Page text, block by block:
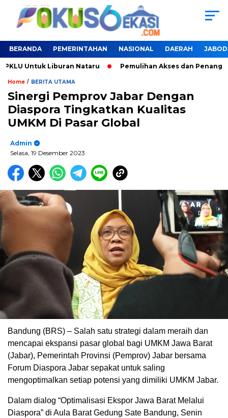
BERANDA PEMERINTAHAN NASIONAL DAERAH
Untuk Liburan Nataru Pemulihan Akses dan
Home / BERITA UTAMA
Sinergi Pemprov Jabar Dengan
Diaspora Tingkatkan Kualitas
UMKM Di Pasar Global
Admin
Selasa, 19 Desember 2023
Bandung (BRS) – Salah satu strategi dalam meraih dan
mencapai ekspansi pasar global bagi UMKM Jawa Barat
(Jabar), Pemerintah Provinsi (Pemprov) Jabar bersama
Forum Diaspora Jabar sepakat untuk saling
mengoptimalkan setiap potensi yang dimiliki UMKM Jabar.
Dalam dialog “Optimalisasi Ekspor Jawa Barat Melalui
Diaspora” di Aula Barat Gedung Sate Bandung, Senin